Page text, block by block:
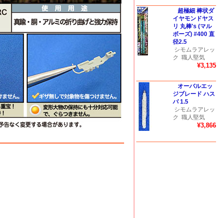
超極細 棒状ダ
イヤモンドヤス
リ 丸棒's (マル
ボーズ) #400 直
径2.5
シモムラアレッ
ク 職人堅気
¥3,135
オーバルエッ
ジブレード ハス
バ 1.5
シモムラアレッ
ク 職人堅気
¥3,866